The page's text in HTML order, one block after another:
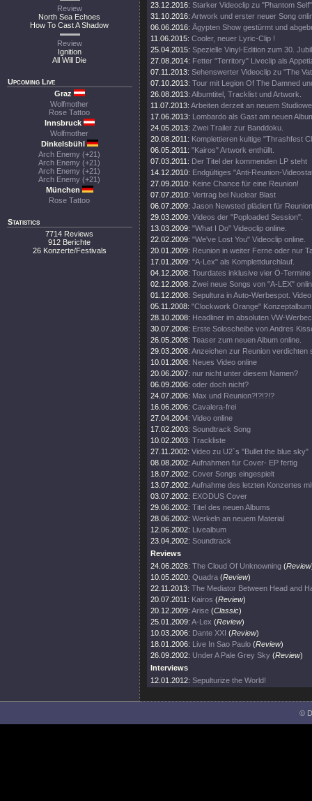
Review
North Sea Echoes
How To Cast A Shadow
Review
Ignition
All Will Die
Upcoming Live
Graz
Wolfmother
Rose Tattoo
Innsbruck
Wolfmother
Dinkelsbühl
Arch Enemy (+21)
Arch Enemy (+21)
Arch Enemy (+21)
Arch Enemy (+21)
München
Rose Tattoo
Statistics
7714 Reviews
912 Berichte
26 Konzerte/Festivals
23.12.2016: Starker Videoclip zu "Phantom
31.10.2016: Artwork und erster neuer Song
06.06.2016: Ägypten Show gestürmt und
11.06.2015: Cooler, neuer Lyric-Clip !
25.04.2015: Spezielle Vinyl-Edition zum 30.
27.08.2014: Fetter "Territory" Liveclip als
07.11.2013: Sehenswerter Videoclip zu "The
07.10.2013: Tour mit Legion Of The Damned
26.08.2013: Albumtitel, Tracklist und Artwork.
11.07.2013: Arbeiten derzeit an neuem
17.06.2013: Lombardo als Gast am neuen
24.05.2013: Zwei Trailer zur Banddoku.
20.08.2011: Komplettieren kultige "Thrashfest
06.05.2011: "Kairos" Artwork enthüllt.
07.03.2011: Der Titel der kommenden LP steht
14.12.2010: Endgültiges "Anti-Reunion-
27.09.2010: Keine Chance für eine Reunion!
07.07.2010: Vertrag bei Nuclear Blast
06.07.2009: Jason Newsted plädiert für
29.03.2009: Videos der "Poploaded Session".
13.03.2009: "What I Do" Videoclip online.
22.02.2009: "We've Lost You" Videoclip online.
20.01.2009: Reunion in weiter Ferne oder nur
17.01.2009: "A-Lex" als Komplettdurchlauf.
04.12.2008: Tourdates inklusive vier Ö-Termine
02.12.2008: Zwei neue Songs von "A-LEX"
01.12.2008: Sepultura in Auto-Werbespot.
05.11.2008: "Clockwork Orange"
28.10.2008: Headliner im absoluten VW-
30.07.2008: Erste Soloscheibe von Andres
26.05.2008: Teaser zum neuen Album online.
29.03.2008: Anzeichen zur Reunion verdichten
10.01.2008: Neues Video online
20.06.2007: nur nicht unter diesem Namen?
06.09.2006: oder doch nicht?
24.07.2006: Max und Reunion?!?!?!?
16.06.2006: Cavalera-frei
27.04.2004: Video online
17.02.2003: Soundtrack Song
10.02.2003: Trackliste
27.11.2002: Video zu U2`s "Bullet the blue sky"
08.08.2002: Aufnahmen für Cover- EP fertig
18.07.2002: Cover Songs eingespielt
13.07.2002: Aufnahme des letzten Konzertes
03.07.2002: EXODUS Cover
29.06.2002: Titel des neuen Albums
28.06.2002: Werkeln an neuem Material
12.06.2002: Livealbum
23.04.2002: Soundtrack
Reviews
24.06.2026: The Cloud Of Unknowning (Review
10.05.2020: Quadra (Review)
22.11.2013: The Mediator Between Head and
20.07.2011: Kairos (Review)
20.12.2009: Arise (Classic)
25.01.2009: A-Lex (Review)
10.03.2006: Dante XXI (Review)
18.01.2006: Live In Sao Paulo (Review)
26.09.2002: Under A Pale Grey Sky (Review)
Interviews
12.01.2012: Sepulturize the World!
©